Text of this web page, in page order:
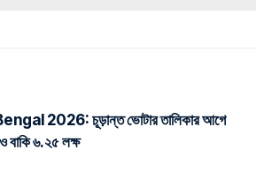
2026: চূড়ান্ত ভোটার তালিকার আগে
বাকি ৬.২৫ লক্ষ